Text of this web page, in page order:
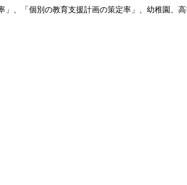
、「個別の教育支援計画の策定率」、幼稚園、